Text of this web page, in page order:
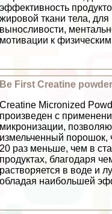
эффективность
жировой ткани тела,
выносливости,
мотивации к физическим
Be First Creatine
Creatine Micronized
произведен с
микронизации,
измельченный порошок,
20 раз меньше, чем в
продуктах, благодаря
растворяется в воде и
обладая наибольшей